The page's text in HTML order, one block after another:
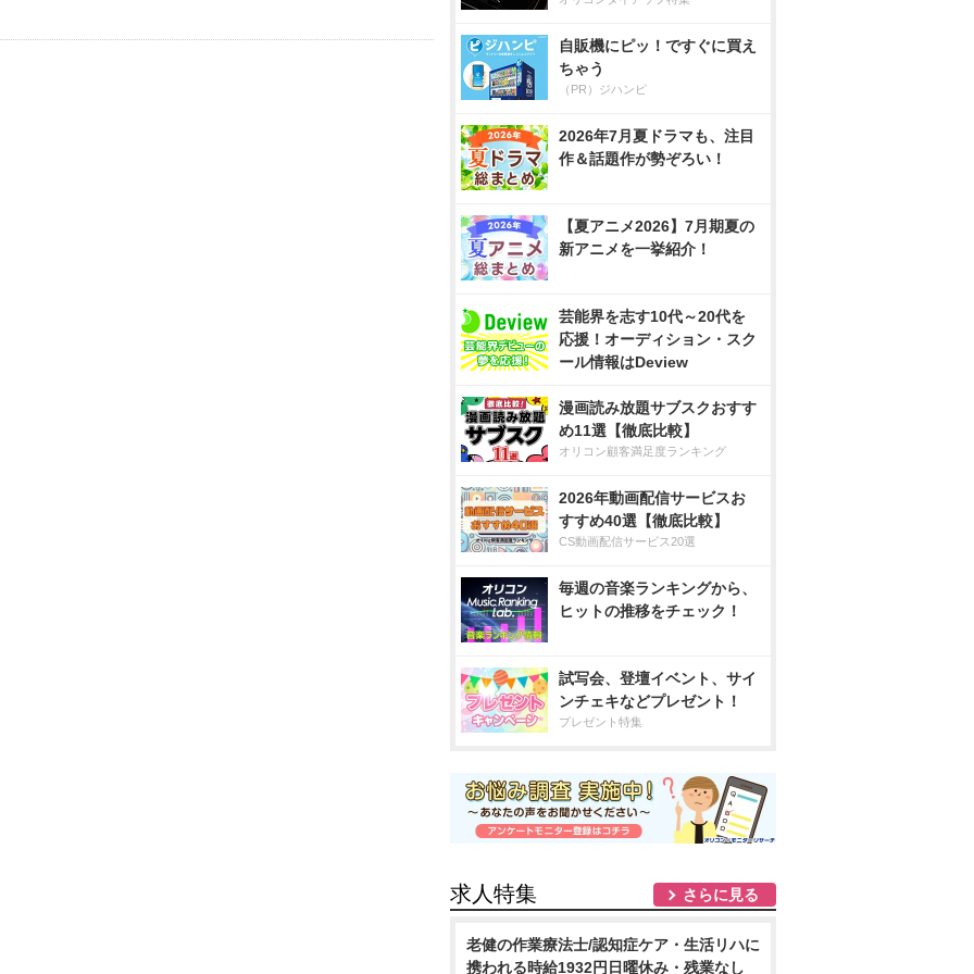
自販機にピッ！ですぐに買え
ちゃう
（PR）ジハンピ
2026年7月夏ドラマも、注目
作＆話題作が勢ぞろい！
【夏アニメ2026】7月期夏の
新アニメを一挙紹介！
芸能界を志す10代～20代を
応援！オーディション・スク
ール情報はDeview
漫画読み放題サブスクおすす
め11選【徹底比較】
オリコン顧客満足度ランキング
2026年動画配信サービスお
すすめ40選【徹底比較】
CS動画配信サービス20選
毎週の音楽ランキングから、
ヒットの推移をチェック！
試写会、登壇イベント、サイ
ンチェキなどプレゼント！
プレゼント特集
求人特集 さらに見る
老健の作業療法士/認知症ケア・生活リハに
携われる時給1932円日曜休み・残業なし